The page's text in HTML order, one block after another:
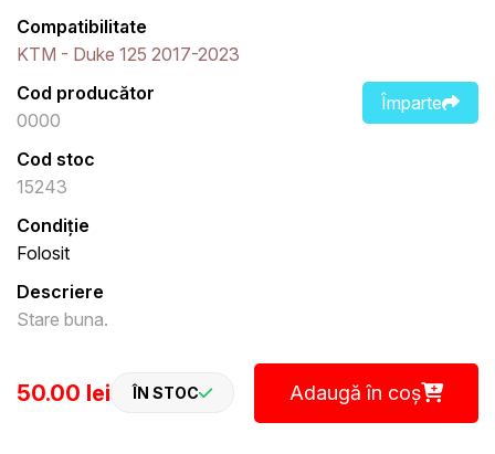
Compatibilitate
KTM - Duke 125 2017-2023
Împarte
Cod producător
0000
Cod stoc
15243
Condiție
Folosit
Descriere
Stare buna.
50.00 lei ÎN STOC Adaugă în coș